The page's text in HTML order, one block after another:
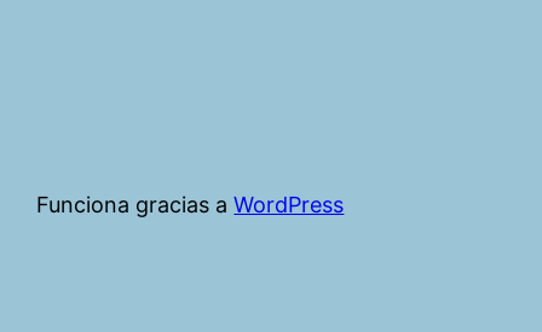
Funciona gracias aWordPress